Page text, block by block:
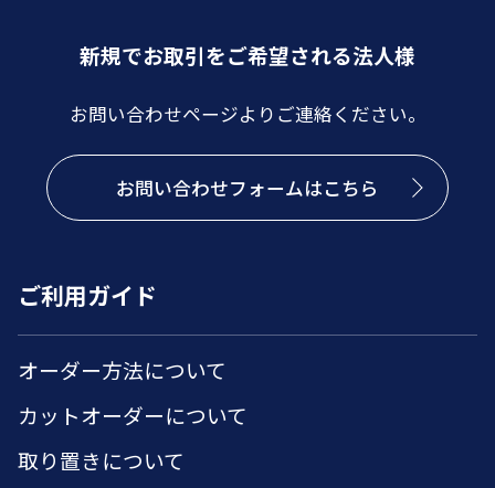
新規でお取引をご希望される法人様
お問い合わせページよりご連絡ください。
お問い合わせフォームはこちら
ご利用ガイド
オーダー方法について
カットオーダーについて
取り置きについて